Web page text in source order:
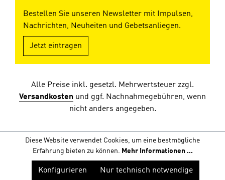
Bestellen Sie unseren Newsletter mit Impulsen,
Nachrichten, Neuheiten und Gebetsanliegen.
Jetzt eintragen
Alle Preise inkl. gesetzl. Mehrwertsteuer zzgl.
Versandkosten und ggf. Nachnahmegebühren, wenn
nicht anders angegeben.
Diese Website verwendet Cookies, um eine bestmögliche
Erfahrung bieten zu können. Mehr Informationen ...
Nur technisch notwendige
Konfigurieren